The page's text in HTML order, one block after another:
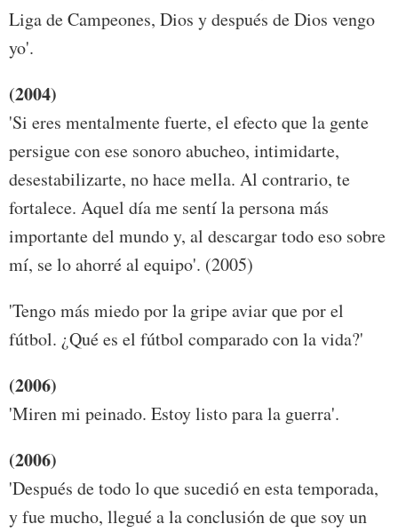
Liga de Campeones, Dios y después de Dios vengo
yo'.
(2004)
'Si eres mentalmente fuerte, el efecto que la gente
persigue con ese sonoro abucheo, intimidarte,
desestabilizarte, no hace mella. Al contrario, te
fortalece. Aquel día me sentí la persona más
importante del mundo y, al descargar todo eso sobre
mí, se lo ahorré al equipo'. (2005)
'Tengo más miedo por la gripe aviar que por el
fútbol. ¿Qué es el fútbol comparado con la vida?'
(2006)
'Miren mi peinado. Estoy listo para la guerra'.
(2006)
'Después de todo lo que sucedió en esta temporada,
y fue mucho, llegué a la conclusión de que soy un